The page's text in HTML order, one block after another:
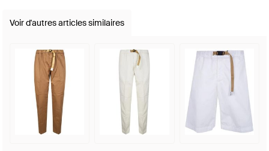
Voir d'autres articles similaires